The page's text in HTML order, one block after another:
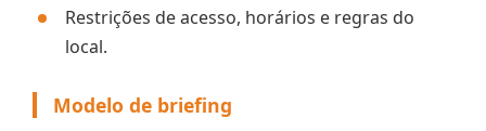
Restrições de acesso, horários e regras do
local.
Modelo de briefing